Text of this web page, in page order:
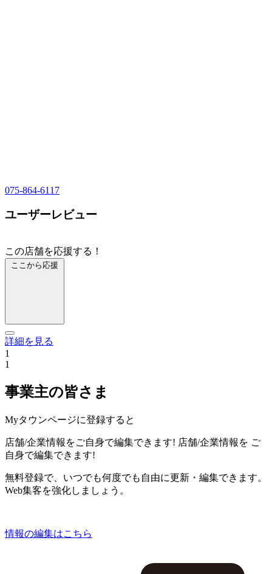
075-864-6117
ユーザーレビュー
この店舗を応援する！
ここから応援
詳細を見る
1
1
事業主の皆さま
Myタウンページに登録すると
店舗/企業情報をご自身で編集できます! 店舗/企業情報を ご
自身で編集できます!
無料登録で、いつでも何度でも自由に更新・編集できます。
Web集客を強化しましょう。
情報の編集はこちら